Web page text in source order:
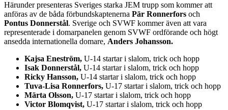
Härunder presenteras Sveriges starka JEM trupp som kommer att
anföras av de båda förbundskaptenerna Pär Ronnerfors och
Pontus Donnerstål. Sverige och SVWF kommer även att vara
representerade i domarpanelen genom SVWF ordförande och högt
ansedda internationella domare, Anders Johansson.
Kajsa Eneström, U-14 startar i slalom, trick och hopp
Isak Donnerstål, U-14 startar i slalom, trick och hopp
Ricky Hansson, U-14 startar i slalom, trick och hopp
Tuva-Lisa Ronnerfors, U-17 startar i slalom, trick och hopp
Märta Olsson, U-17 startar i slalom, trick och hopp
Victor Blomqvist, U-17 startar i slalom, trick och hopp